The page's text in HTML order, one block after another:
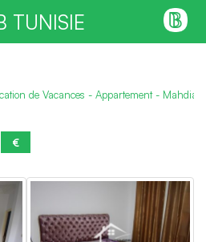
TUNISIE
de Vacances - Appartement - Mahdia
€